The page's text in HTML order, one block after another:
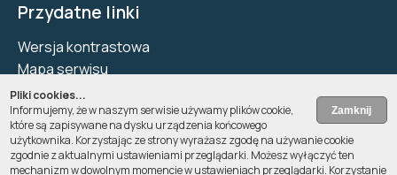
Przydatne linki
Wersja kontrastowa
Mapa serwisu
Biuletyn Informacji Publicznej
Deklaracja dostępności
Pliki Cookie
Kontakt
Pliki cookies...
Informujemy, że w naszym serwisie używamy plików cookie,
które są zapisywane na dysku urządzenia końcowego
użytkownika. Korzystając ze strony wyrażasz zgodę na używanie cookie
zgodnie z aktualnymi ustawieniami przeglądarki. Możesz wyłączyć ten
mechanizm w dowolnym momencie w ustawieniach przeglądarki. Korzystanie